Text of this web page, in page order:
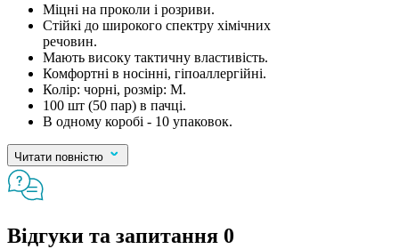
Міцні на проколи і розриви.
Стійкі до широкого спектру хімічних
речовин.
Мають високу тактичну властивість.
Комфортні в носінні, гіпоаллергійні.
Колір: чорні, розмір: М.
100 шт (50 пар) в пачці.
В одному коробі - 10 упаковок.
Читати повністю
Відгуки та запитання 0